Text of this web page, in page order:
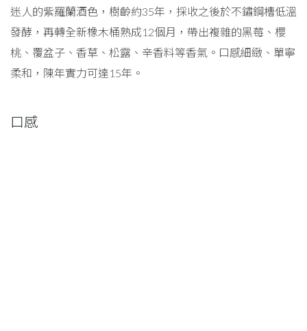
迷人的紫羅蘭酒色，樹齡約35年，採收之後於不鏽鋼槽低溫
發酵，再轉全新橡木桶熟成12個月，帶出複雜的黑莓、櫻
桃、覆盆子、香草、松露、辛香料等香氣。口感細緻、單寧
柔和，陳年實力可達15年。
口感